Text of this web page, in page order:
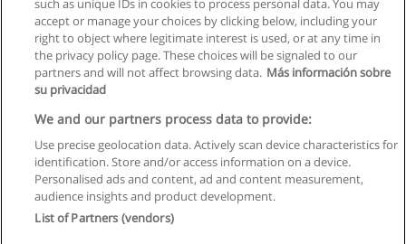
Solicite informação
Regras de uso
Privacidade de dados
Entrar em contato com Educaedu
Copyright © Educaedu Business S.L. - CIF : B-95610580: -
such as unique IDs in cookies to process personal data. You may
accept or manage your choices by clicking below, including your
right to object where legitimate interest is used, or at any time in
the privacy policy page. These choices will be signaled to our
partners and will not affect browsing data. Más información sobre
su privacidad
We and our partners process data to provide:
Use precise geolocation data. Actively scan device characteristics for
identification. Store and/or access information on a device.
Personalised ads and content, ad and content measurement,
audience insights and product development.
List of Partners (vendors)